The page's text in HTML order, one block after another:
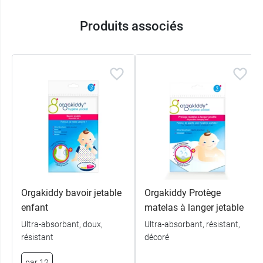
Produits associés
Orgakiddy bavoir jetable
enfant
Ultra-absorbant, doux,
résistant
Orgakiddy Protège
matelas à langer jetable
Ultra-absorbant, résistant,
décoré